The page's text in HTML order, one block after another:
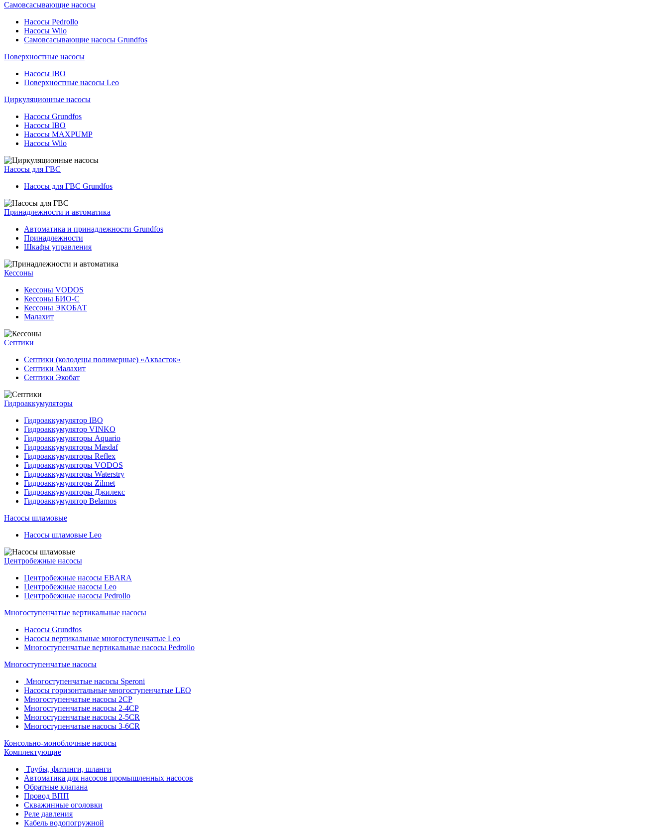
Самовсасывающие насосы
Насосы Pedrollo
Насосы Wilo
Самовсасывающие насосы Grundfos
Поверхностные насосы
Насосы IBO
Поверхностные насосы Leo
Циркуляционные насосы
Насосы Grundfos
Насосы IBO
Насосы MAXPUMP
Насосы Wilo
Насосы для ГВС
Насосы для ГВС Grundfos
Принадлежности и автоматика
Автоматика и принадлежности Grundfos
Принадлежности
Шкафы управления
Кессоны
Кессоны VODOS
Кессоны БИО-С
Кессоны ЭКОБАТ
Малахит
Септики
Септики (колодецы полимерные) «Аквасток»
Септики Малахит
Септики Экобат
Гидроаккумуляторы
Гидроаккумулятор IBO
Гидроаккумулятор VINKO
Гидроаккумуляторы Aquario
Гидроаккумуляторы Masdaf
Гидроаккумуляторы Reflex
Гидроаккумуляторы VODOS
Гидроаккумуляторы Waterstry
Гидроаккумуляторы Zilmet
Гидроаккумуляторы Джилекс
Гидроаккумулятор Belamos
Насосы шламовые
Насосы шламовые Leo
Центробежные насосы
Центробежные насосы EBARA
Центробежные насосы Leo
Центробежные насосы Pedrollo
Многоступенчатые вертикальные насосы
Насосы Grundfos
Насосы вертикальные многоступенчатые Leo
Многоступенчатые вертикальные насосы Pedrollo
Многоступенчатые насосы
Многоступенчатые насосы Speroni
Насосы горизонтальные многоступенчатые LEO
Многоступенчатые насосы 2CP
Многоступенчатые насосы 2-4CP
Многоступенчатые насосы 2-5CR
Многоступенчатые насосы 3-6CR
Консольно-моноблочные насосы
Комплектующие
Трубы, фитинги, шланги
Автоматика для насосов промышленных насосов
Обратные клапана
Провод ВПП
Скважинные оголовки
Реле давления
Кабель водопогружной